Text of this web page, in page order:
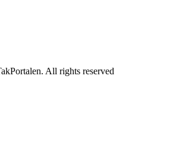
All rights reserved